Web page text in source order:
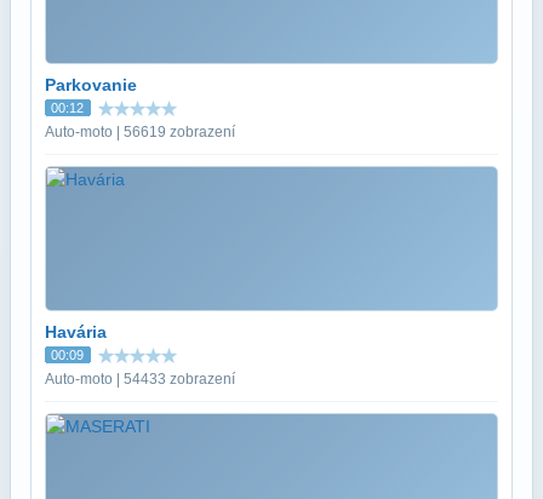
Parkovanie
00:12
Auto-moto | 56619 zobrazení
Havária
00:09
Auto-moto | 54433 zobrazení